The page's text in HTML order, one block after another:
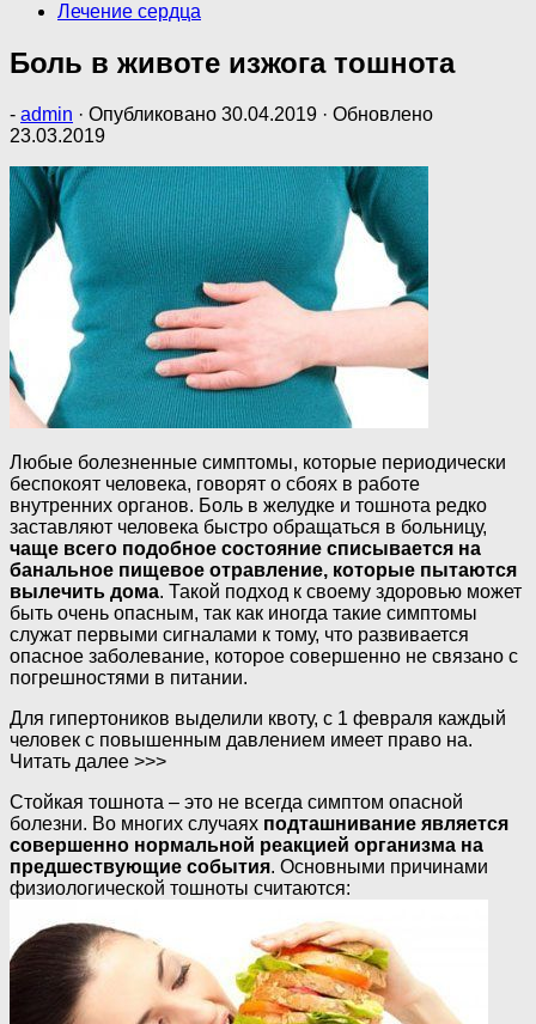
Лечение сердца
Боль в животе изжога тошнота
- admin · Опубликовано 30.04.2019 · Обновлено
23.03.2019
Любые болезненные симптомы, которые периодически
беспокоят человека, говорят о сбоях в работе
внутренних органов. Боль в желудке и тошнота редко
заставляют человека быстро обращаться в больницу,
чаще всего подобное состояние списывается на
банальное пищевое отравление, которые пытаются
вылечить дома. Такой подход к своему здоровью может
быть очень опасным, так как иногда такие симптомы
служат первыми сигналами к тому, что развивается
опасное заболевание, которое совершенно не связано с
погрешностями в питании.
Для гипертоников выделили квоту, с 1 февраля каждый
человек с повышенным давлением имеет право на.
Читать далее >>>
Стойкая тошнота – это не всегда симптом опасной
болезни. Во многих случаях подташнивание является
совершенно нормальной реакцией организма на
предшествующие события. Основными причинами
физиологической тошноты считаются: